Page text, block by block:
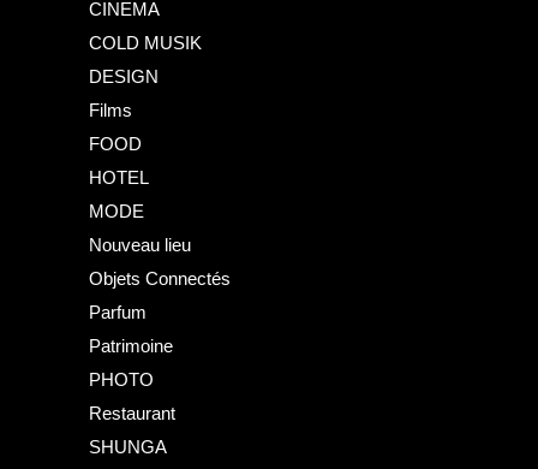
CINEMA
COLD MUSIK
DESIGN
Films
FOOD
HOTEL
MODE
Nouveau lieu
Objets Connectés
Parfum
Patrimoine
PHOTO
Restaurant
SHUNGA